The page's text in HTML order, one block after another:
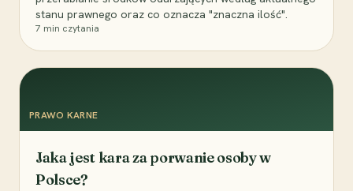
stanu prawnego oraz co oznacza "znaczna ilość".
7 min czytania
PRAWO KARNE
Jaka jest kara za porwanie osoby w
Polsce?